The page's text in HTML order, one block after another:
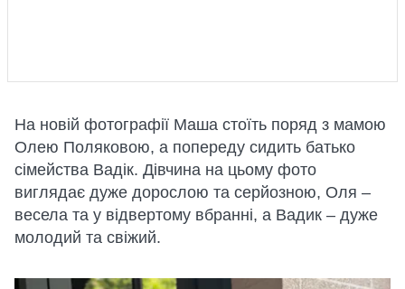
На новій фотографії Маша стоїть поряд з мамою
Олею Поляковою, а попереду сидить батько
сімейства Вадік. Дівчина на цьому фото
виглядає дуже дорослою та серйозною, Оля –
весела та у відвертому вбранні, а Вадик – дуже
молодий та свіжий.